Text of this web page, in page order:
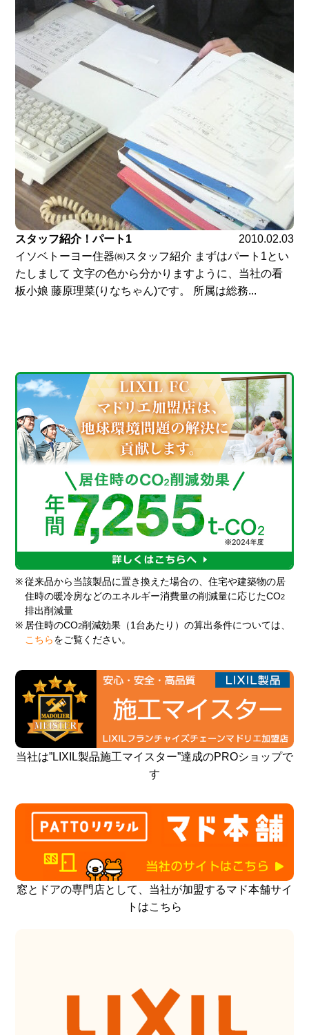
スタッフ紹介！パート1
2010.02.03
イソベトーヨー住器㈱スタッフ紹介 まずはパート1とい
たしまして 文字の色から分かりますように、当社の看
板小娘 藤原理菜(りなちゃん)です。 所属は総務...
※ 従来品から当該製品に置き換えた場合の、住宅や建築物の居
住時の暖冷房などのエネルギー消費量の削減量に応じたCO2
排出削減量
※ 居住時のCO2削減効果（1台あたり）の算出条件については、
こちら をご覧ください。
当社は”LIXIL製品施工マイスター”達成のPROショップで
す
窓とドアの専門店として、当社が加盟するマド本舗サイ
トはこちら